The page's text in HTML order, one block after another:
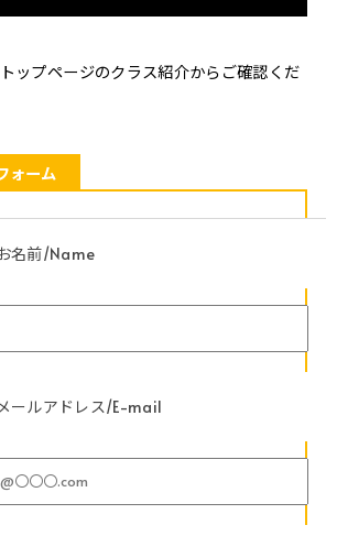
ップページのクラス紹介からご確認くだ
ォーム
名前/Name
メールアドレス/E-mail